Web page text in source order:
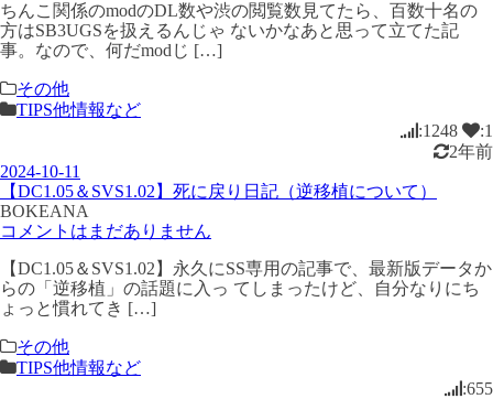
ちんこ関係のmodのDL数や渋の閲覧数見てたら、百数十名の
方はSB3UGSを扱えるんじゃ ないかなあと思って立てた記
事。なので、何だmodじ […]
その他
TIPS他情報など
:1248
:1
2年前
2024-10-11
【DC1.05＆SVS1.02】死に戻り日記（逆移植について）
BOKEANA
コメントはまだありません
【DC1.05＆SVS1.02】永久にSS専用の記事で、最新版データか
らの「逆移植」の話題に入っ てしまったけど、自分なりにち
ょっと慣れてき […]
その他
TIPS他情報など
:655